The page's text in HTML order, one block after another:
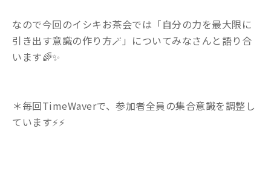
なので今回のイシキお茶会では「自分の力を最大限に
引き出す意識の作り方🪄 」についてみなさんと語り合
います🌈✨
＊毎回TimeWaverで、参加者全員の集合意識を調整し
ています⚡️⚡️